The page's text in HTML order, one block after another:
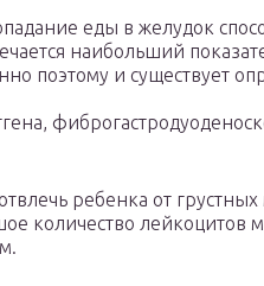
еды в желудок
наибольший
поэтому и существует
ребенка от
количество лейкоцитов